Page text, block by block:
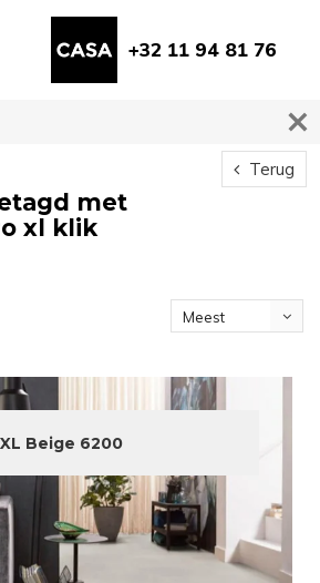
+32 11 94 81 76
Terug
met
xl klik
Meest
Beige 6200